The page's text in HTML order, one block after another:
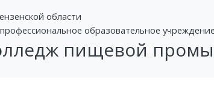
области
образовательное
пищевой